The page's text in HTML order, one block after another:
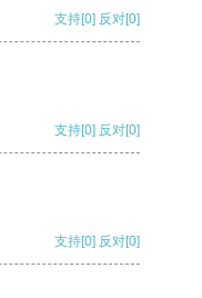
支持[0] 反对[0]
支持[0] 反对[0]
支持[0] 反对[0]